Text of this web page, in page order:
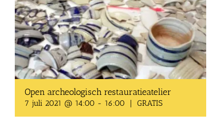
Shop
Over Ons
BEZOEK
Open archeologisch restauratieatelier
7 juli 2021 @ 14:00 - 16:00 GRATIS